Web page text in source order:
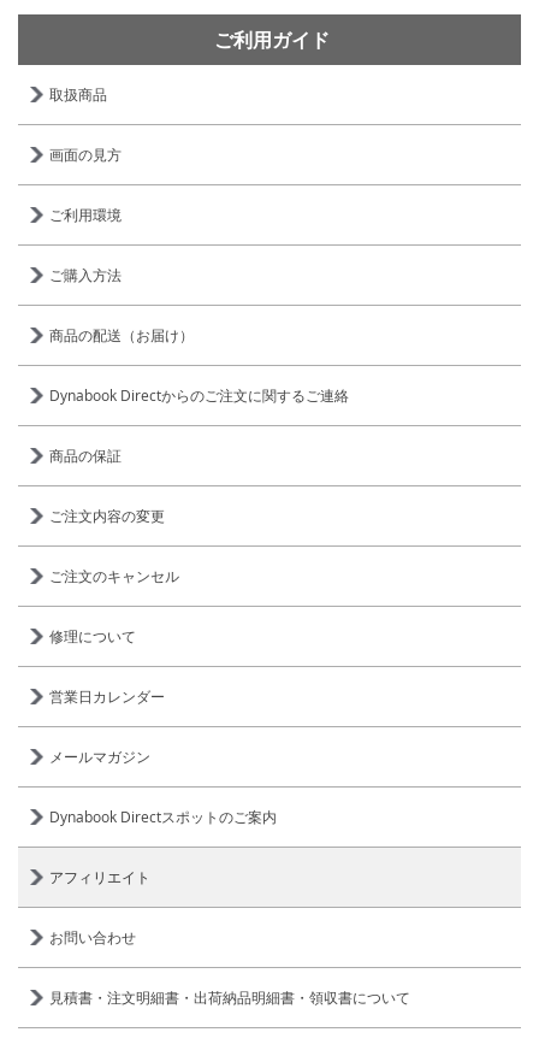
ご利用ガイド
取扱商品
画面の見方
ご利用環境
ご購入方法
商品の配送（お届け）
Dynabook Directからのご注文に関するご連絡
商品の保証
ご注文内容の変更
ご注文のキャンセル
修理について
営業日カレンダー
メールマガジン
Dynabook Directスポットのご案内
アフィリエイト
お問い合わせ
見積書・注文明細書・出荷納品明細書・領収書について